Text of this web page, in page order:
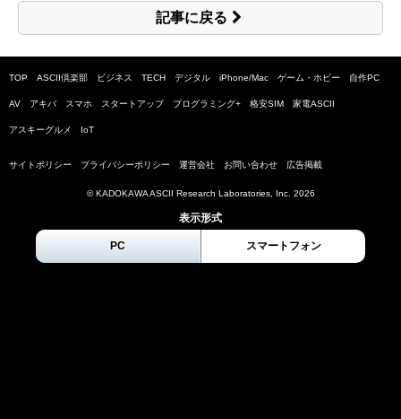
記事に戻る
TOP ASCII倶楽部 ビジネス TECH デジタル iPhone/Mac ゲーム・ホビー 自作PC
AV アキバ スマホ スタートアップ プログラミング+ 格安SIM 家電ASCII
アスキーグルメ IoT
サイトポリシー プライバシーポリシー 運営会社 お問い合わせ 広告掲載
© KADOKAWA ASCII Research Laboratories, Inc. 2026
表示形式
PC スマートフォン